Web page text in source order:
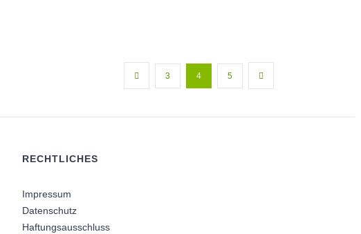
3 4 5
RECHTLICHES
Impressum
Datenschutz
Haftungsausschluss